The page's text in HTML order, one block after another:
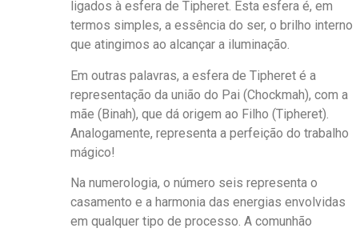
ligados à esfera de Tipheret. Esta esfera é, em
termos simples, a essência do ser, o brilho interno
que atingimos ao alcançar a iluminação.
Em outras palavras, a esfera de Tipheret é a
representação da união do Pai (Chockmah), com a
mãe (Binah), que dá origem ao Filho (Tipheret).
Analogamente, representa a perfeição do trabalho
mágico!
Na numerologia, o número seis representa o
casamento e a harmonia das energias envolvidas
em qualquer tipo de processo. A comunhão